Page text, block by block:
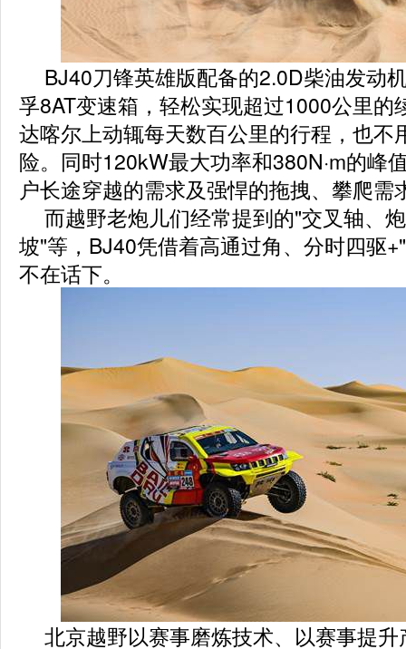
BJ40刀锋英雄版配备的2.0D柴油发动
孚8AT变速箱，轻松实现超过1000公里的
达喀尔上动辄每天数百公里的行程，也不
险。同时120kW最大功率和380N·m的峰
户长途穿越的需求及强悍的拖拽、攀爬需
而越野老炮儿们经常提到的"交叉轴、
坡"等，BJ40凭借着高通过角、分时四驱
不在话下。
北京越野以赛事磨炼技术、以赛事提